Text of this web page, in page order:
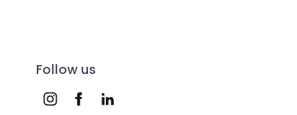
Follow us